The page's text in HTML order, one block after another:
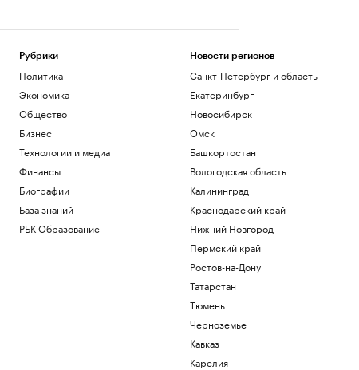
Рубрики
Политика
Экономика
Общество
Бизнес
Технологии и медиа
Финансы
Биографии
База знаний
РБК Образование
Новости регионов
Санкт-Петербург и область
Екатеринбург
Новосибирск
Омск
Башкортостан
Вологодская область
Калининград
Краснодарский край
Нижний Новгород
Пермский край
Ростов-на-Дону
Татарстан
Тюмень
Черноземье
Кавказ
Карелия